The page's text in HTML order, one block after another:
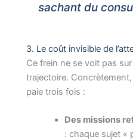
sachant du
3. Le coût invisible de
Ce frein ne se voit pas
trajectoire.
paie trois fois :
Des missions
: chaque sujet «